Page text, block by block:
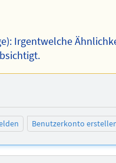
Irgentwelche
Benutzerkonto